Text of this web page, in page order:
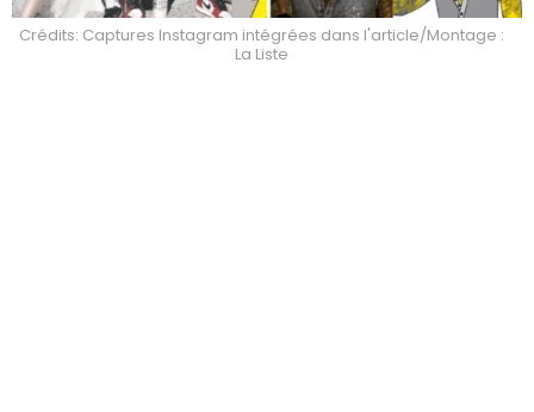
Crédits: Captures Instagram intégrées dans l'article/Montage :
La Liste